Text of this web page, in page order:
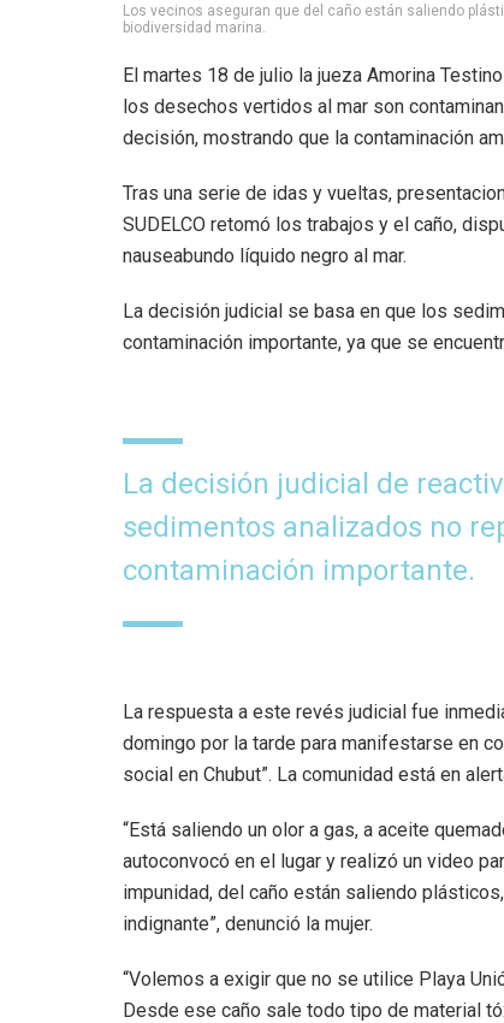
Los vecinos aseguran que del caño están saliendo
biodiversidad marina.
El martes 18 de julio la jueza Amorina
los desechos vertidos al mar son
decisión, mostrando que la contaminación
Tras una serie de idas y vueltas,
SUDELCO retomó los trabajos y el caño,
nauseabundo líquido negro al mar.
La decisión judicial se basa en que los
contaminación importante, ya que se
La decisión judicial de
sedimentos analizados no
contaminación importante.
La respuesta a este revés judicial fue
domingo por la tarde para manifestarse en
social en Chubut”. La comunidad está en
“Está saliendo un olor a gas, a aceite
autoconvocó en el lugar y realizó un video
impunidad, del caño están saliendo
indignante”, denunció la mujer.
“Volemos a exigir que no se utilice Playa
Desde ese caño sale todo tipo de material